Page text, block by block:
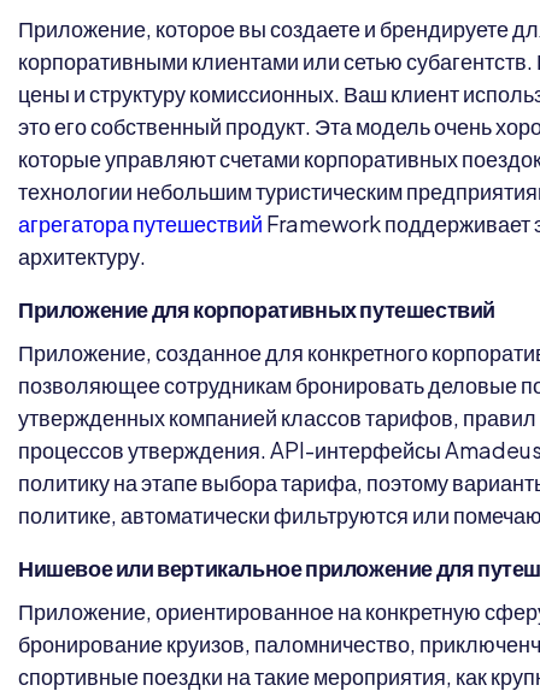
Приложение, которое вы создаете и брендируете
корпоративными клиентами или сетью
цены и структуру комиссионных. Ваш клиент
это его собственный продукт. Эта модель очень
которые управляют счетами корпоративных
технологии небольшим туристическим
агрегатора путешествий Framework поддерживает
архитектуру.
Приложение для корпоративных путешествий
Приложение, созданное для конкретного
позволяющее сотрудникам бронировать деловые
утвержденных компанией классов тарифов,
процессов утверждения. API-интерфейсы
политику на этапе выбора тарифа, поэтому
политике, автоматически фильтруются или
Нишевое или вертикальное приложение для
Приложение, ориентированное на конкретную
бронирование круизов, паломничество,
спортивные поездки на такие мероприятия, как